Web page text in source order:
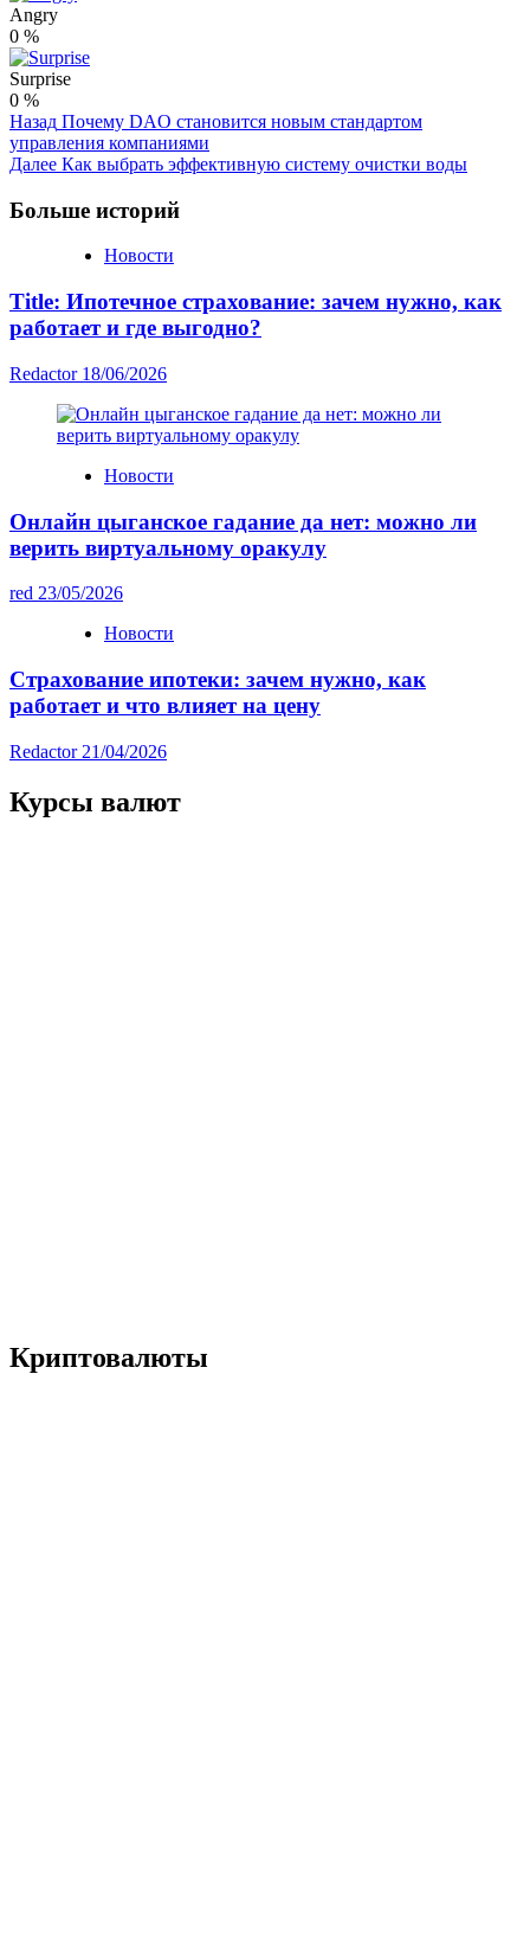
Angry
0 %
Surprise
0 %
Post
Navigation
Назад Почему DAO становится новым стандартом
управления компаниями
Далее Как выбрать эффективную систему очистки воды
Больше историй
Новости
Title: Ипотечное страхование: зачем нужно, как
работает и где выгодно?
Redactor 18/06/2026
Новости
Онлайн цыганское гадание да нет: можно ли
верить виртуальному оракулу
red 23/05/2026
Новости
Страхование ипотеки: зачем нужно, как
работает и что влияет на цену
Redactor 21/04/2026
Курсы валют
Криптовалюты